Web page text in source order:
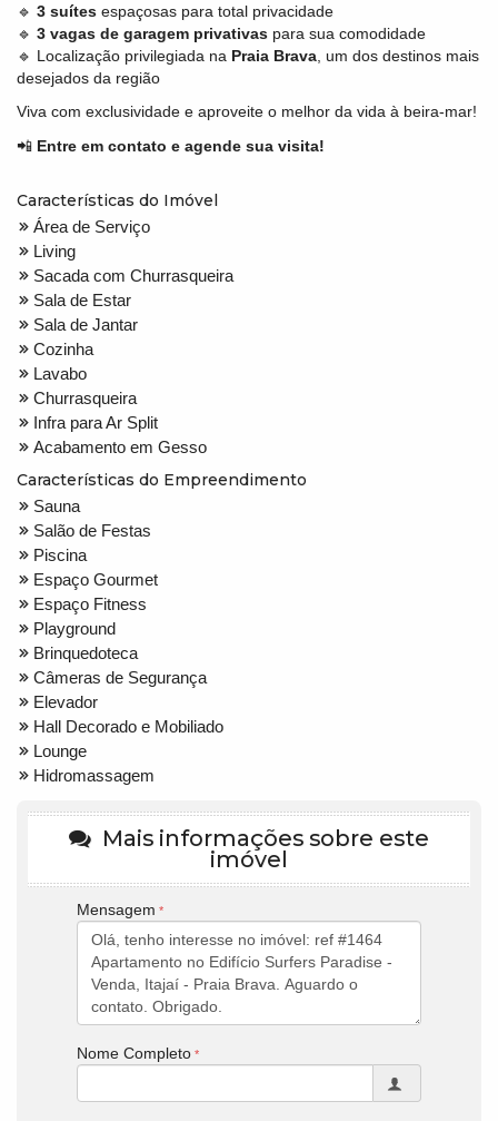
🔹 3 suítes espaçosas para total privacidade
🔹 3 vagas de garagem privativas para sua comodidade
🔹 Localização privilegiada na Praia Brava , um dos destinos mais
desejados da região
Viva com exclusividade e aproveite o melhor da vida à beira-mar!
📲 Entre em contato e agende sua visita!
Características do Imóvel
Área de Serviço
Living
Sacada com Churrasqueira
Sala de Estar
Sala de Jantar
Cozinha
Lavabo
Churrasqueira
Infra para Ar Split
Acabamento em Gesso
Características do Empreendimento
Sauna
Salão de Festas
Piscina
Espaço Gourmet
Espaço Fitness
Playground
Brinquedoteca
Câmeras de Segurança
Elevador
Hall Decorado e Mobiliado
Lounge
Hidromassagem
Mais informações sobre este
imóvel
Mensagem
Nome Completo